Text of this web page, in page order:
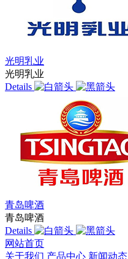
光明乳业
光明乳业
Details
青岛啤酒
青岛啤酒
Details
网站首页
关于我们 产品中心 新闻动态